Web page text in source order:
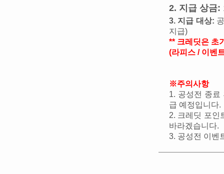
2. 지급 상금:
3. 지급 대상:
지급)
** 크레딧은 초
(라피스 / 이벤
※주의사항
1. 공성전 종료
급 예정입니다.
2. 크레딧 포인
바라겠습니다.
3. 공성전 이벤